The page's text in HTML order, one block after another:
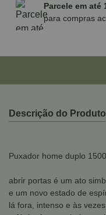
Parcele em
para compras
Descrição do Produto
Puxador home duplo
abrir portas é um ato
e um novo estado de
lá fora, intenso e às